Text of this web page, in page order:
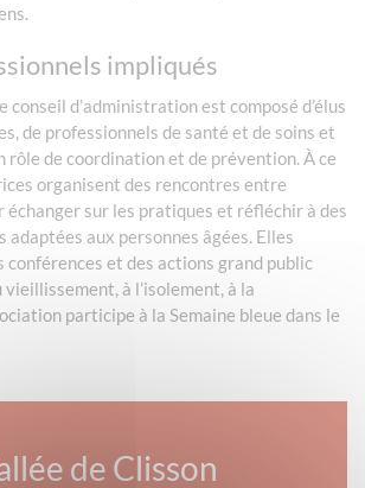
impliqués
conseil d’administration est composé d’élus
de professionnels de santé et de soins et
rôle de coordination et de prévention. À ce
organisent des rencontres entre
échanger sur les pratiques et réfléchir à des
adaptées aux personnes âgées. Elles
conférences et des actions grand public
à l’isolement, à la
participe à la Semaine bleue dans le
de Clisson